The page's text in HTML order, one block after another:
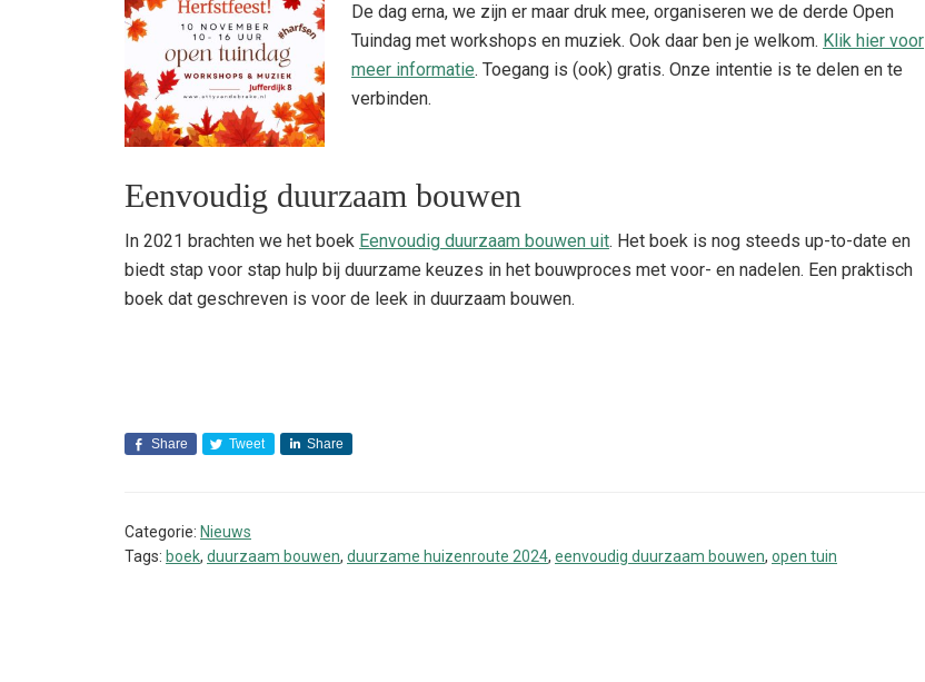
De dag erna, we zijn er maar druk mee, organiseren we de derde Open
Tuindag met workshops en muziek. Ook daar ben je welkom. Klik hier voor
meer informatie. Toegang is (ook) gratis. Onze intentie is te delen en te
verbinden.
Eenvoudig duurzaam bouwen
In 2021 brachten we het boek Eenvoudig duurzaam bouwen uit. Het boek is nog steeds up-to-date en
biedt stap voor stap hulp bij duurzame keuzes in het bouwproces met voor- en nadelen. Een praktisch
boek dat geschreven is voor de leek in duurzaam bouwen.
Share Tweet Share
Categorie: Nieuws
Tags: boek, duurzaam bouwen, duurzame huizenroute 2024, eenvoudig duurzaam bouwen, open tuin